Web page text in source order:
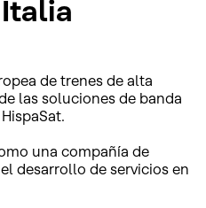
de trenes de alta
las soluciones de banda
una compañía de
desarrollo de servicios en